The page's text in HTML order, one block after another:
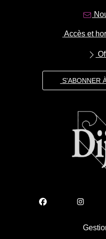
Accès et
S'ABONNER